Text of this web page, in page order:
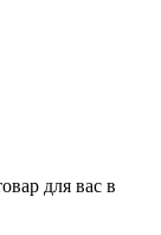
для вас в